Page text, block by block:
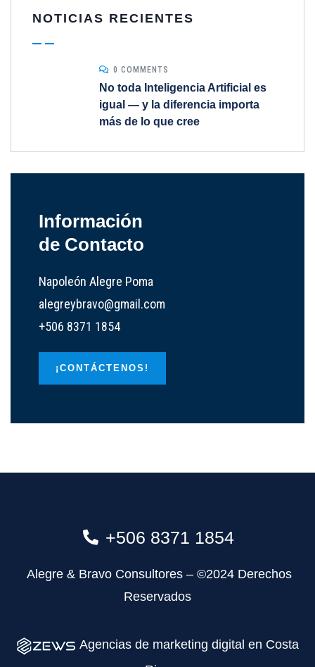
NOTICIAS RECIENTES
0 COMMENTS
No toda Inteligencia Artificial es
igual — y la diferencia importa
más de lo que cree
Información
de Contacto
Napoleón Alegre Poma
alegreybravo@gmail.com
+506 8371 1854
¡CONTÁCTENOS!
+506 8371 1854
Alegre & Bravo Consultores – ©2024 Derechos
Reservados
Agencias de marketing digital en Costa